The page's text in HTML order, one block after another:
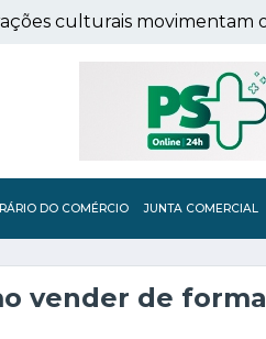
DO COMÉRCIO JUNTA COMERCIAL
vender de forma